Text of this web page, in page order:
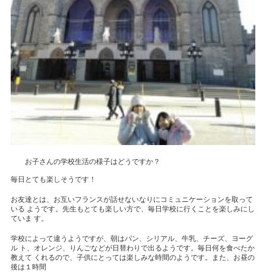
お子さんの学校生活の様子はどうですか？
毎日とても楽しそうです！
お友達とは、お互いフランスが話せないなりにコミュニケーションを取って
いる ようです。先生もとても楽しい方で、毎日学校に行くことを楽しみにし
ていま す。
学校によって違うようですが、朝はパン、シリアル、牛乳、チーズ、ヨーグ
ル ト、オレンジ、りんごなどが日替わりで出るようです。毎日何を食べたか
教えて くれるので、子供にとっては楽しみな時間のようです。また、お昼の
後は１時間